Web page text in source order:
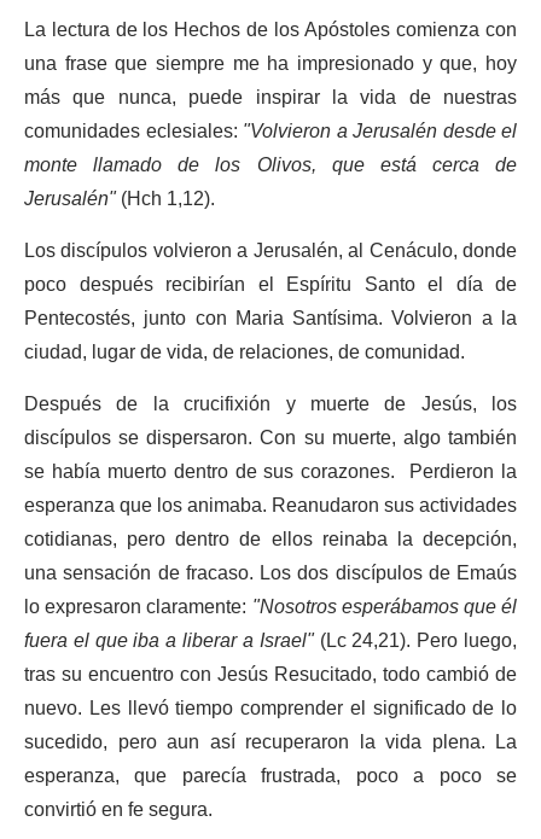
La lectura de los Hechos de los Apóstoles comienza con
una frase que siempre me ha impresionado y que, hoy
más que nunca, puede inspirar la vida de nuestras
comunidades eclesiales:"Volvieron a Jerusalén desde el
monte llamado de los Olivos, que está cerca de
Jerusalén"(Hch 1,12).
Los discípulos volvieron a Jerusalén, al Cenáculo, donde
poco después recibirían el Espíritu Santo el día de
Pentecostés, junto con Maria Santísima. Volvieron a la
ciudad, lugar de vida, de relaciones, de comunidad.
Después de la crucifixión y muerte de Jesús, los
discípulos se dispersaron. Con su muerte, algo también
se había muerto dentro de sus corazones. Perdieron la
esperanza que los animaba. Reanudaron sus actividades
cotidianas, pero dentro de ellos reinaba la decepción,
una sensación de fracaso. Los dos discípulos de Emaús
lo expresaron claramente: "Nosotros esperábamos que él
fuera el que iba a liberar a Israel"(Lc 24,21). Pero luego,
tras su encuentro con Jesús Resucitado, todo cambió de
nuevo. Les llevó tiempo comprender el significado de lo
sucedido, pero aun así recuperaron la vida plena. La
esperanza, que parecía frustrada, poco a poco se
convirtió en fe segura.